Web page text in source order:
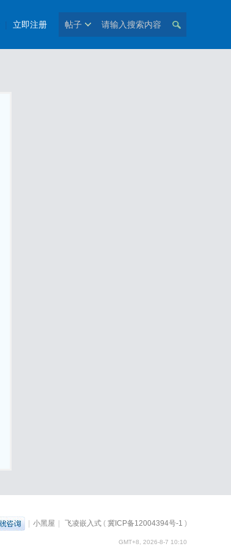
帖子
立即注册
| 小黑屋 | 飞凌嵌入式 ( 冀ICP备12004394号-1 )
GMT+8, 2026-8-7 10:10